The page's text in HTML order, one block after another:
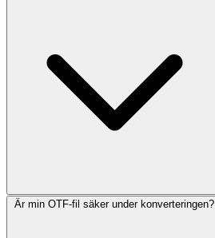
Är min OTF-fil säker under konverteringen?